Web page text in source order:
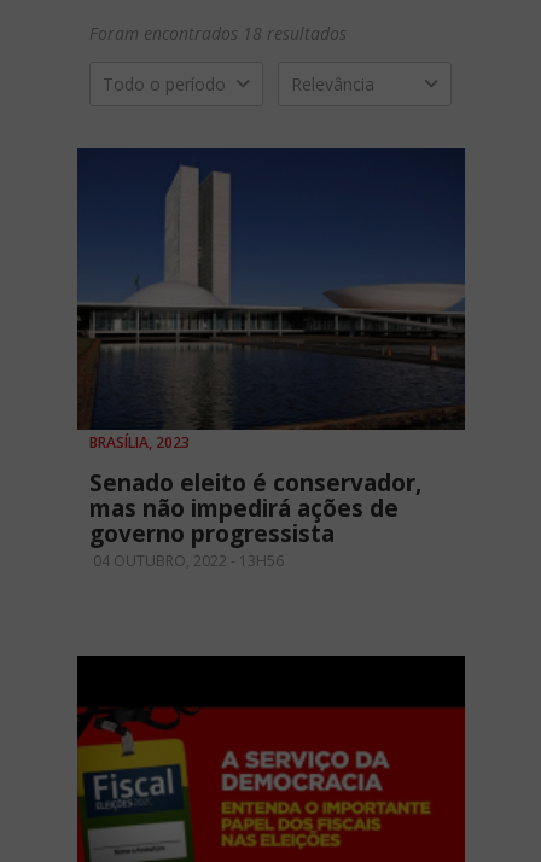
Foram encontrados 18 resultados
Todo o período Relevância
BRASÍLIA, 2023
Senado eleito é conservador,
mas não impedirá ações de
governo progressista
04 OUTUBRO, 2022 - 13H56